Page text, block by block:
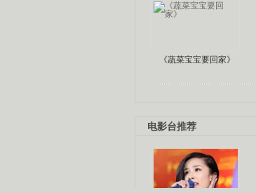
《蔬菜宝宝要回家》
电影台推荐